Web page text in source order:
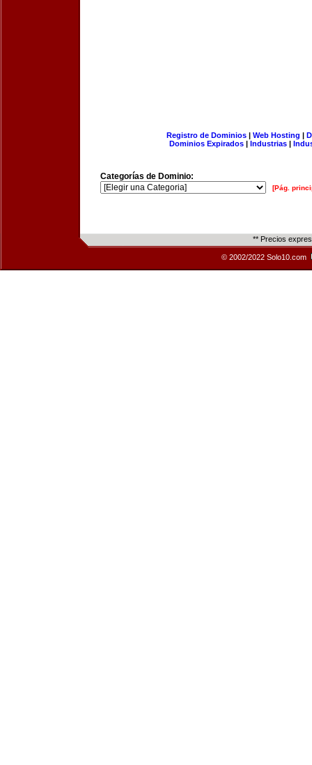
Registro de Dominios| Web Hosting |
Dominios Expirados | Industrias |
Categorías de Dominio:
[Pág.
** Precios
© 2002/2022 Solo10.com